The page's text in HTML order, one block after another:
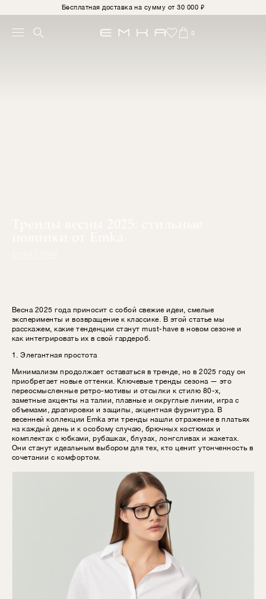
Бесплатная доставка на сумму от 30 000 ₽
0
Весна 2025 года приносит с собой свежие идеи, смелые
эксперименты и возвращение к классике. В этой статье мы
расскажем, какие тенденции станут must-have в новом сезоне и
как интегрировать их в свой гардероб.
1. Элегантная простота
Минимализм продолжает оставаться в тренде, но в 2025 году он
приобретает новые оттенки. Ключевые тренды сезона — это
переосмысленные ретро-мотивы и отсылки к стилю 80-х,
заметные акценты на талии, плавные и округлые линии, игра с
объемами, драпировки и защипы, акцентная фурнитура. В
весенней коллекции Emka эти тренды нашли отражение в платьях
на каждый день и к особому случаю, брючных костюмах и
комплектах с юбками, рубашках, блузах, лонгсливах и жакетах.
Они станут идеальным выбором для тех, кто ценит утонченность в
сочетании с комфортом.